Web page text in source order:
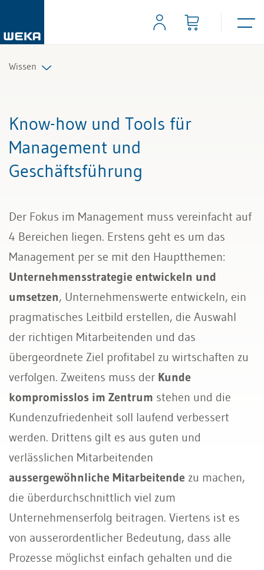
Wissen
Management
Führung & Kompetenzen
Recht
Bau & Immobilien
Know-how und Tools für
Management und
Geschäftsführung
Der Fokus im Management muss vereinfacht auf
4 Bereichen liegen. Erstens geht es um das
Management per se mit den Hauptthemen:
Unternehmensstrategie entwickeln und
umsetzen, Unternehmenswerte entwickeln, ein
pragmatisches Leitbild erstellen, die Auswahl
der richtigen Mitarbeitenden und das
übergeordnete Ziel profitabel zu wirtschaften zu
verfolgen. Zweitens muss der Kunde
kompromisslos im Zentrum stehen und die
Kundenzufriedenheit soll laufend verbessert
werden. Drittens gilt es aus guten und
verlässlichen Mitarbeitenden
aussergewöhnliche Mitarbeitende zu machen,
die überdurchschnittlich viel zum
Unternehmenserfolg beitragen. Viertens ist es
von ausserordentlicher Bedeutung, dass alle
Prozesse möglichst einfach gehalten und die